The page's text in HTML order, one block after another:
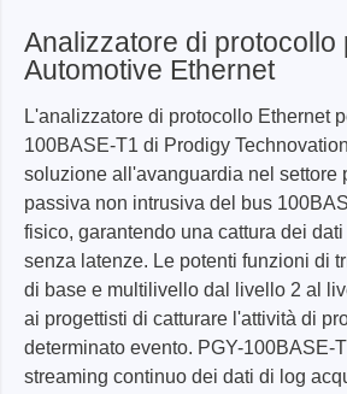
Analizzatore di protocollo
Automotive Ethernet
L'analizzatore di protocollo Ethernet
100BASE-T1 di Prodigy
soluzione all'avanguardia nel settore
passiva non intrusiva del bus
fisico, garantendo una cattura dei
senza latenze. Le potenti funzioni di
di base e multilivello dal livello 2 al
ai progettisti di catturare l'attività di
determinato evento. PGY-100BASE-
streaming continuo dei dati di log